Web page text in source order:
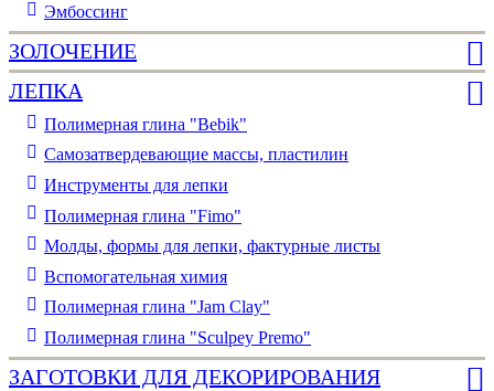
Эмбоссинг
ЗОЛОЧЕНИЕ
ЛЕПКА
Полимерная глина "Bebik"
Самозатвердевающие массы, пластилин
Инструменты для лепки
Полимерная глина "Fimo"
Молды, формы для лепки, фактурные листы
Вспомогательная химия
Полимерная глина "Jam Clay"
Полимерная глина "Sculpey Premo"
ЗАГОТОВКИ ДЛЯ ДЕКОРИРОВАНИЯ